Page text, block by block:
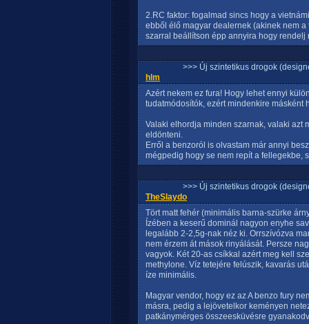
2.RC faktor: fogalmad sincs hogy a
ebből élő magyar dealernek (akinek nem
szarral beállítson épp annyira hogy rendelj
>>> Új szintetikus drogok
hlm
Azért nekem ez fura! Hogy lehet ennyi
tudatmódosítók, ezért mindenkire másként
Valaki elhordja minden szarnak, valaki azt
eldönteni.
Erről a benzoról is olvastam már annyi
mégpedig hogy se nem repít a fellegekbe,
>>> Új szintetikus drogok
TheSlaydo
Tört matt fehér (minimális barna-szürke
Ízében a keserű dominál nagyon enyhe
legalább 2-2,5g-nak néz ki. Orrszívózva
nem érzem át mások rinyálását. Persze
vagyok. Két 20-as csíkkal azért meg kell
methylone. Víz tetejére felúszik, kavarás
íze minimális.
Magyar vendor, hogy ez az A benzo fury
másra, pedig a lejövetelkor keményen
patkánymérges összeesküvésre